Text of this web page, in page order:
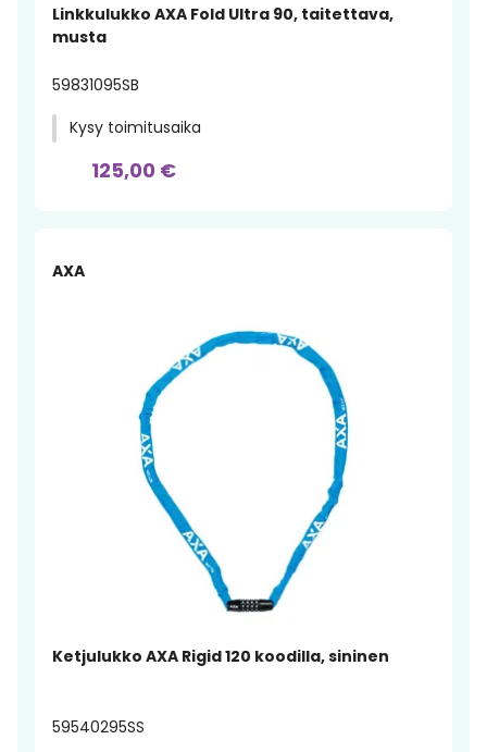
Linkkulukko AXA Fold Ultra 90, taitettava,
musta
59831095SB
Kysy toimitusaika
125,00 €
AXA
Ketjulukko AXA Rigid 120 koodilla, sininen
59540295SS